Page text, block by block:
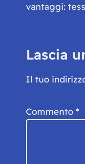
vantaggi:
Lascia
Il tuo
Commento *